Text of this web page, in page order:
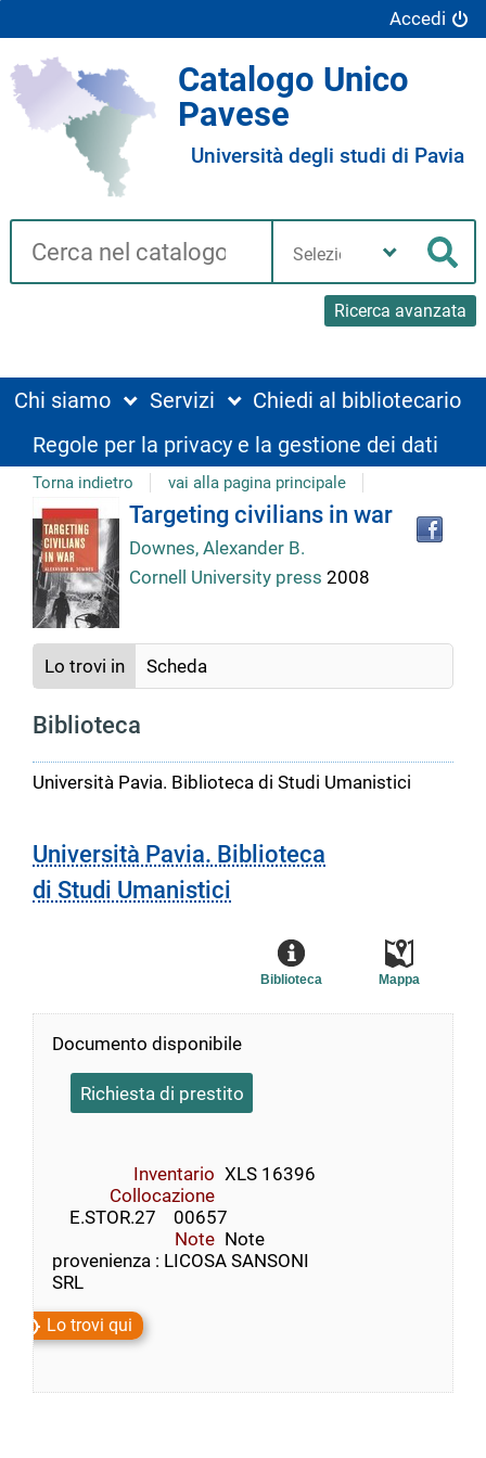
Accedi
Catalogo Unico
Pavese
Università degli studi di Pavia
Cerca su "Catalogo"
Ricerca avanzata
biblioteca
Chi siamo Servizi
Chiedi al bibliotecario
Regole per la privacy e la gestione dei dati
Torna indietro vai alla pagina principale
Dettaglio
del
documento
Targeting civilians in war
Downes, Alexander B.
Cornell University press 2008
Lo trovi in Scheda
Biblioteca
Università Pavia. Biblioteca di Studi Umanistici
Università Pavia. Biblioteca
di Studi Umanistici
Mappa
Biblioteca
Documento disponibile
Richiesta di prestito
Inventario XLS 16396
Collocazione
    E.STOR.27    00657
Note Note
provenienza : LICOSA SANSONI
SRL
Lo trovi qui